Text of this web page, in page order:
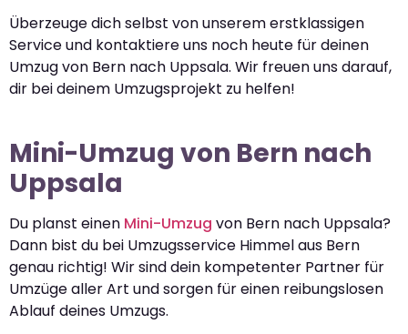
Überzeuge dich selbst von unserem erstklassigen
Service und kontaktiere uns noch heute für deinen
Umzug von Bern nach Uppsala. Wir freuen uns darauf,
dir bei deinem Umzugsprojekt zu helfen!
Mini-Umzug von Bern nach
Uppsala
Du planst einen Mini-Umzug von Bern nach Uppsala?
Dann bist du bei Umzugsservice Himmel aus Bern
genau richtig! Wir sind dein kompetenter Partner für
Umzüge aller Art und sorgen für einen reibungslosen
Ablauf deines Umzugs.